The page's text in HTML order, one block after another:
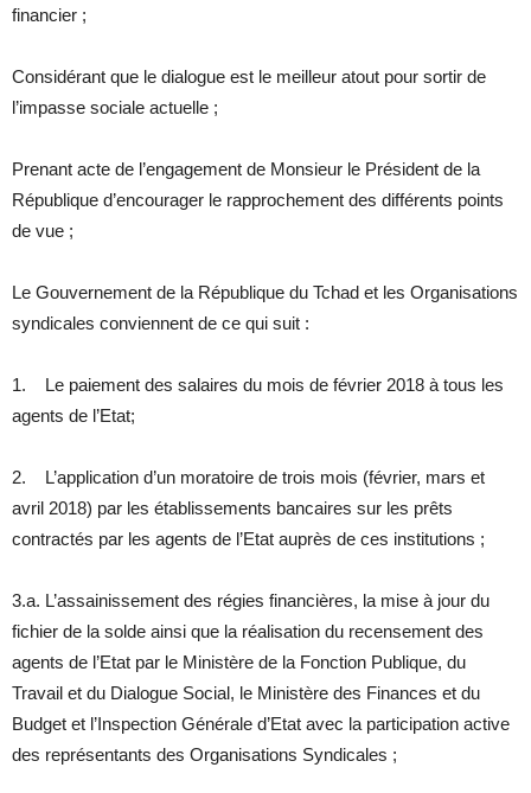
financier ;
Considérant que le dialogue est le meilleur atout pour sortir de
l’impasse sociale actuelle ;
Prenant acte de l’engagement de Monsieur le Président de la
République d’encourager le rapprochement des différents points
de vue ;
Le Gouvernement de la République du Tchad et les Organisations
syndicales conviennent de ce qui suit :
1. Le paiement des salaires du mois de février 2018 à tous les
agents de l’Etat;
2. L’application d’un moratoire de trois mois (février, mars et
avril 2018) par les établissements bancaires sur les prêts
contractés par les agents de l’Etat auprès de ces institutions ;
3.a. L’assainissement des régies financières, la mise à jour du
fichier de la solde ainsi que la réalisation du recensement des
agents de l’Etat par le Ministère de la Fonction Publique, du
Travail et du Dialogue Social, le Ministère des Finances et du
Budget et l’Inspection Générale d’Etat avec la participation active
des représentants des Organisations Syndicales ;